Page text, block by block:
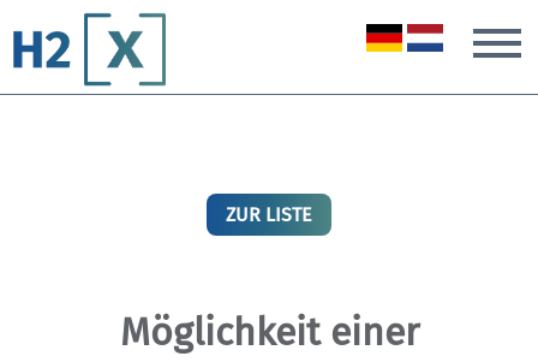
ZUR LISTE
Möglichkeit einer